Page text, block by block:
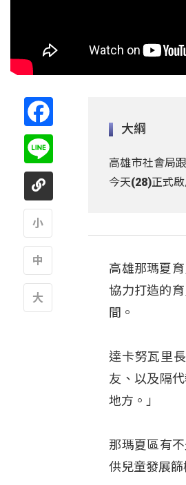
大綱
高雄市社會局
今天(28)正式
高雄那瑪夏
協力打造的
間。
達卡努瓦里
友、以及隔
地方。」
那瑪夏區有
供兒童發展